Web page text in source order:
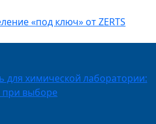
«под ключ» от ZERTS
для химической лаборатории:
при выборе